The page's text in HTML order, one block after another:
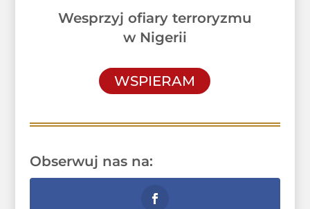
Wesprzyj ofiary terroryzmu
w Nigerii
WSPIERAM
Obserwuj nas na: